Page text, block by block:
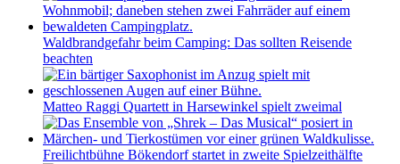
Waldbrandgefahr beim Camping: Das sollten Reisende
beachten
Matteo Raggi Quartett in Harsewinkel spielt zweimal
Freilichtbühne Bökendorf startet in zweite Spielzeithälfte